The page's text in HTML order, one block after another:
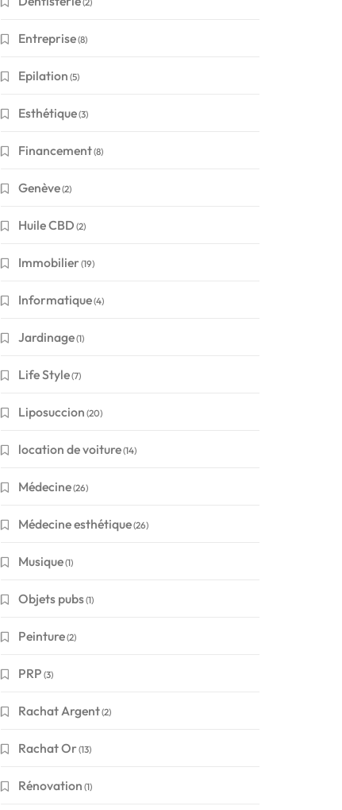
Entreprise(8)
Epilation (5)
Esthétique(3)
Financement(8)
Genève(2)
Huile CBD (2)
Immobilier(19)
Informatique(4)
Jardinage(1)
Life Style(7)
Liposuccion (20)
location de voiture(14)
Médecine(26)
Médecine esthétique(26)
Musique(1)
Objets pubs(1)
Peinture(2)
PRP (3)
Rachat Argent(2)
Rachat Or(13)
Rénovation (1)